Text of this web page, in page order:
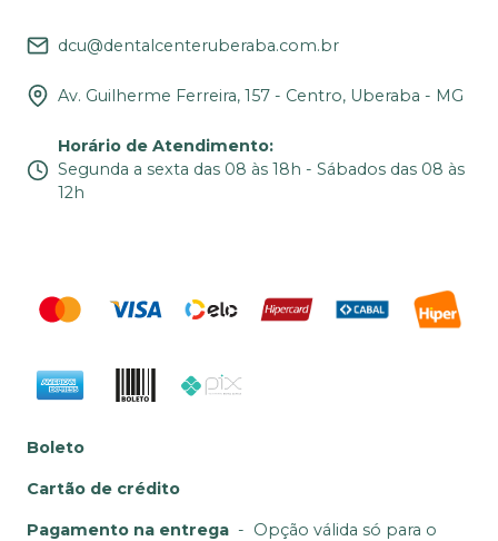
dcu@dentalcenteruberaba.com.br
Av. Guilherme Ferreira, 157 - Centro, Uberaba - MG
Horário de Atendimento:
Segunda a sexta das 08 às 18h - Sábados das 08 às
12h
Boleto
Cartão de crédito
Pagamento na entrega - Opção válida só para o